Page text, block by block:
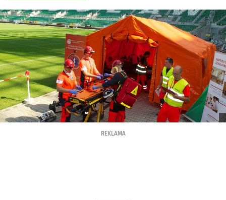
Kliknij, aby powiększyć
REKLAMA